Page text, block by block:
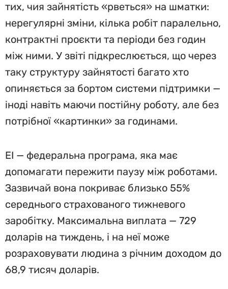
тих, чия зайнятість «рветься» на шматки:
нерегулярні зміни, кілька робіт паралельно,
контрактні проєкти та періоди без годин
між ними. У звіті підкреслюється, що через
таку структуру зайнятості багато хто
опиняється за бортом системи підтримки —
іноді навіть маючи постійну роботу, але без
потрібної «картинки» за годинами.
EI — федеральна програма, яка має
допомагати пережити паузу між роботами.
Зазвичай вона покриває близько 55%
середнього страхованого тижневого
заробітку. Максимальна виплата — 729
доларів на тиждень, і на неї може
розраховувати людина з річним доходом до
68,9 тисяч доларів.